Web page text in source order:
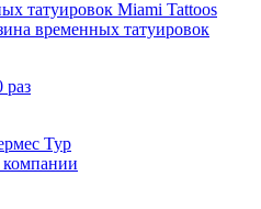
временных татуировок
раз
компании